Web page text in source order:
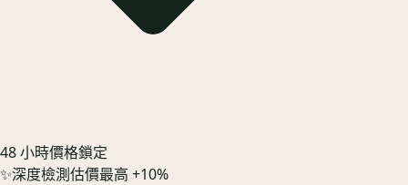
48 小時價格鎖定
✨深度檢測估價最高 +10%